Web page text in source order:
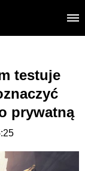
testuje
prywatną